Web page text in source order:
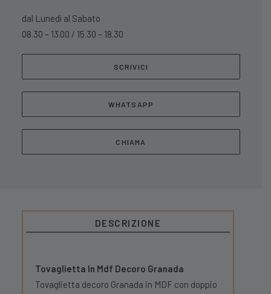
dal Lunedì al Sabato
08.30 – 13.00 / 15.30 – 18.30
SCRIVICI
WHATSAPP
CHIAMA
DESCRIZIONE
Tovaglietta In Mdf Decoro Granada
Tovaglietta decoro Granada in MDF con doppio